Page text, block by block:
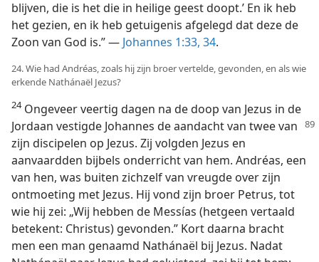
blijven, die is het die in heilige geest doopt.’ En ik heb
het gezien, en ik heb getuigenis afgelegd dat deze de
Zoon van God is.” — Johannes 1:33, 34.
24. Wie had Andréas, zoals hij zijn broer vertelde, gevonden, en als wie
erkende Nathánaël Jezus?
24Ongeveer veertig dagen na de doop van Jezus in de
Jordaan vestigde Johannes de aandacht van twee van
zijn discipelen op Jezus. Zij volgden Jezus en
aanvaardden bijbels onderricht van hem. Andréas, een
van hen, was buiten zichzelf van vreugde over zijn
ontmoeting met Jezus. Hij vond zijn broer Petrus, tot
wie hij zei: „Wij hebben de Messías (hetgeen vertaald
betekent: Christus) gevonden.” Kort daarna bracht
men een man genaamd Nathánaël bij Jezus. Nadat